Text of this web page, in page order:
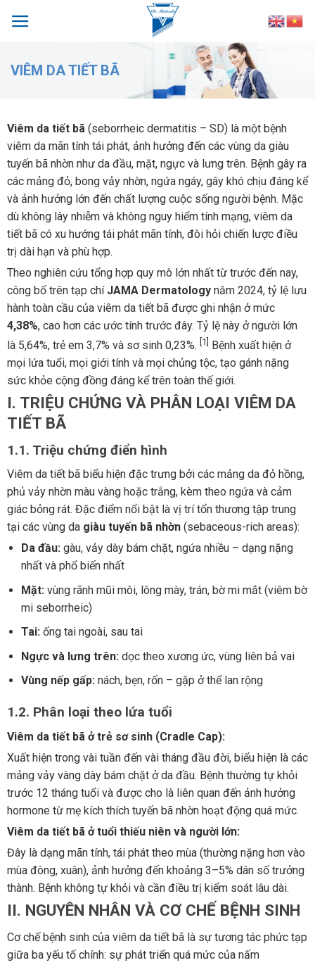
VIÊM DA TIẾT BÃ
Viêm da tiết bã(seborrheic dermatitis – SD) là một bệnh
viêm da mãn tính tái phát, ảnh hưởng đến các vùng da giàu
tuyến bã nhờn như da đầu, mặt, ngực và lưng trên. Bệnh gây ra
các mảng đỏ, bong vảy nhờn, ngứa ngáy, gây khó chịu đáng kể
và ảnh hưởng lớn đến chất lượng cuộc sống người bệnh. Mặc
dù không lây nhiễm và không nguy hiểm tính mạng, viêm da
tiết bã có xu hướng tái phát mãn tính, đòi hỏi chiến lược điều
trị dài hạn và phù hợp.
Theo nghiên cứu tổng hợp quy mô lớn nhất từ trước đến nay,
công bố trên tạp chí JAMA Dermatologynăm 2024, tỷ lệ lưu
hành toàn cầu của viêm da tiết bã được ghi nhận ở mức
4,38%, cao hơn các ước tính trước đây. Tỷ lệ này ở người lớn
là 5,64%, trẻ em 3,7% và sơ sinh 0,23%. [1]
Bệnh xuất hiện ở
mọi lứa tuổi, mọi giới tính và mọi chủng tộc, tạo gánh nặng
sức khỏe cộng đồng đáng kể trên toàn thế giới.
I. TRIỆU CHỨNG VÀ PHÂN LOẠI VIÊM DA
TIẾT BÃ
1.1. Triệu chứng điển hình
Viêm da tiết bã biểu hiện đặc trưng bởi các mảng da đỏ hồng,
phủ vảy nhờn màu vàng hoặc trắng, kèm theo ngứa và cảm
giác bỏng rát. Đặc điểm nổi bật là vị trí tổn thương tập trung
tại các vùng da giàu tuyến bã nhờn(sebaceous-rich areas):
Da đầu:gàu, vảy dày bám chặt, ngứa nhiều – dạng nặng
nhất và phổ biến nhất
Mặt: vùng rãnh mũi môi, lông mày, trán, bờ mi mắt (viêm bờ
mi seborrheic)
Tai:ống tai ngoài, sau tai
Ngực và lưng trên:dọc theo xương ức, vùng liên bả vai
Vùng nếp gấp:nách, bẹn, rốn – gặp ở thể lan rộng
1.2. Phân loại theo lứa tuổi
Viêm da tiết bã ở trẻ sơ sinh (Cradle Cap):
Xuất hiện trong vài tuần đến vài tháng đầu đời, biểu hiện là các
mảng vảy vàng dày bám chặt ở da đầu. Bệnh thường tự khỏi
trước 12 tháng tuổi và được cho là liên quan đến ảnh hưởng
hormone từ mẹ kích thích tuyến bã nhờn hoạt động quá mức.
Viêm da tiết bã ở tuổi thiếu niên và người lớn:
Đây là dạng mãn tính, tái phát theo mùa (thường nặng hơn vào
mùa đông, xuân), ảnh hưởng đến khoảng 3–5% dân số trưởng
thành. Bệnh không tự khỏi và cần điều trị kiểm soát lâu dài.
II. NGUYÊN NHÂN VÀ CƠ CHẾ BỆNH SINH
Cơ chế bệnh sinh của viêm da tiết bã là sự tương tác phức tạp
giữa ba yếu tố chính: sự phát triển quá mức của nấm